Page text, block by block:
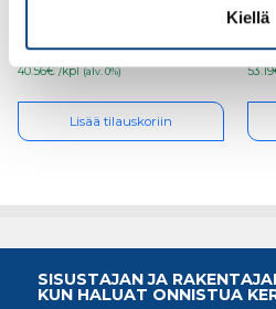
Kiellä
40.56€ /kpl(alv. 0%)
Lisää tilauskoriin
SISUSTAJAN JA
KUN HALUAT ONNISTUA